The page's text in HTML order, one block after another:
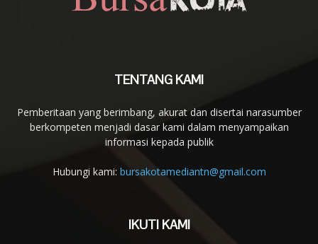
TENTANG KAMI
Pemberitaan yang berimbang, akurat dan disertai narasumber
berkompeten menjadi dasar kami dalam menyampaikan
informasi kepada publik
Hubungi kami: bursakotamediantn@gmail.com
IKUTI KAMI